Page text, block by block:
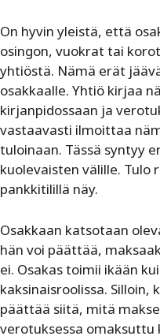
On hyvin yleistä, että
osingon, vuokrat tai
yhtiöstä. Nämä erät
osakkaalle. Yhtiö kirjaa
kirjanpidossaan ja
vastaavasti ilmoittaa
tuloinaan. Tässä syntyy
kuolevaisten välille. Tulo
pankkitilillä näy.
Osakkaan katsotaan
hän voi päättää,
ei. Osakas toimii ikään
kaksinaisroolissa. Silloin,
päättää siitä, mitä
verotuksessa omaksuttu